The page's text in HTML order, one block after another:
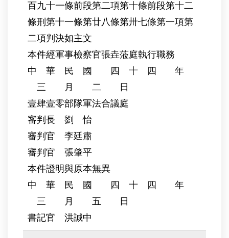
百九十一條前段第二項第十條前段第十二
條刑第十一條第廿八條第卅七條第一項第
二項判決如主文
本件經軍事檢察官張垚蒞庭執行職務
中 華 民 國 四 十 四 年
三 月 二 日
壹肆壹零部隊軍法合議庭
審判長 劉 怡
審判官 李廷肅
審判官 張肇平
本件證明與原本無異
中 華 民 國 四 十 四 年
三 月 五 日
書記官 洪誠中